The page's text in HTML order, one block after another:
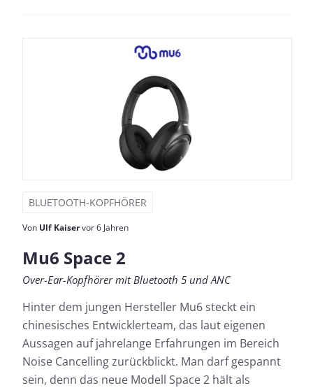
BLUETOOTH-KOPFHÖRER
Von Ulf Kaiservor 6 Jahren
Mu6 Space 2
Over-Ear-Kopfhörer mit Bluetooth 5 und ANC
Hinter dem jungen Hersteller Mu6 steckt ein
chinesisches Entwicklerteam, das laut eigenen
Aussagen auf jahrelange Erfahrungen im Bereich
Noise Cancelling zurückblickt. Man darf gespannt
sein, denn das neue Modell Space 2 hält als